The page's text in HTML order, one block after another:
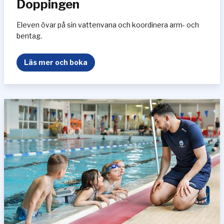
Doppingen
Eleven övar på sin vattenvana och koordinera arm- och
bentag.
Läs mer och boka
o
p
i
n
g
e
n